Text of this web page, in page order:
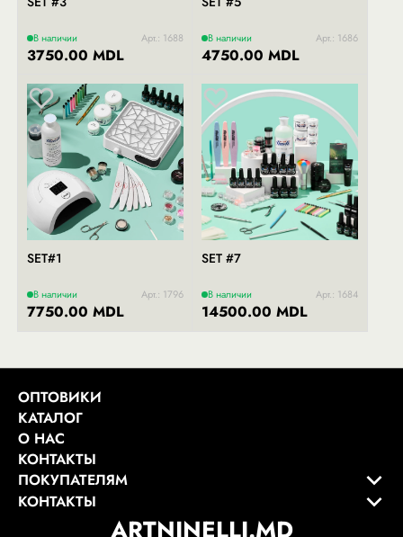
В наличии Арт.: 1688
3750.00 MDL
В наличии Арт.: 1686
4750.00 MDL
SET#1
В наличии Арт.: 1796
7750.00 MDL
SET #7
В наличии Арт.: 1684
14500.00 MDL
ARTNINELLI.MD
ОПТОВИКИ
КАТАЛОГ
О НАС
КОНТАКТЫ
ПОКУПАТЕЛЯМ
КОНТАКТЫ